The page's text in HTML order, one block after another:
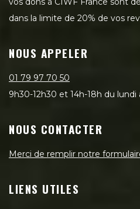
dans la limite de 20% de vos
NOUS APPELER
01 79 97 70 50
9h30-12h30 et 14h-18h du lundi
NOUS CONTACTER
Merci de remplir notre
LIENS UTILES